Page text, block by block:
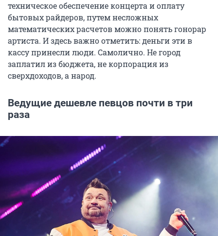
техническое обеспечение концерта и оплату
бытовых райдеров, путем несложных
математических расчетов можно понять гонорар
артиста. И здесь важно отметить: деньги эти в
кассу принесли люди. Самолично. Не город
заплатил из бюджета, не корпорация из
сверхдоходов, а народ.
Ведущие дешевле певцов почти в три
раза